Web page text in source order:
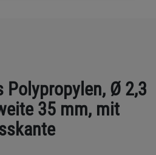
Polypropylen, Ø 2,3
35 mm, mit